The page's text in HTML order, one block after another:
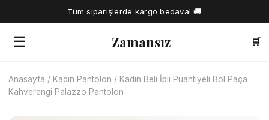
Tüm siparişlerde kargo bedava! 🚚
☰ Zamansız 🛒
🔍
Anasayfa / Kadın Pantolon / Kadın Beli İpli Puantiyeli Bol Paça
Kahverengi Palazzo Pantolon